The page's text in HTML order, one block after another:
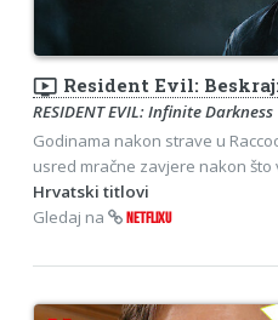
ondemand_video Resident Evil:
RESIDENT EVIL: Infinite Darkness
Godinama nakon strave u
usred mračne zavjere nakon što
Hrvatski titlovi
Gledaj na
NETFLIXU